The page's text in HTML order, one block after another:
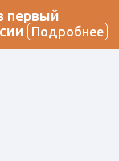
первый
Подробнее